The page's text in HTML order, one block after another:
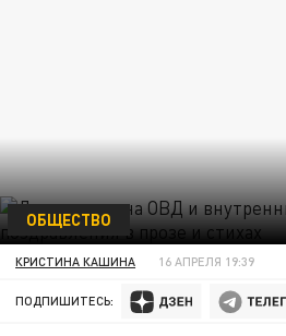
ОБЩЕСТВО
КРИСТИНА КАШИНА 16 АПРЕЛЯ 19:39
ПОДПИШИТЕСЬ: